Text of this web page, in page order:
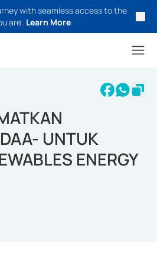
with seamless access to the
are. Learn More
UNTUK
ENERGY